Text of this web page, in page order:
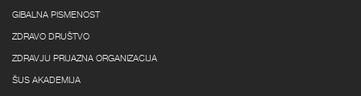
GIBALNA PISMENOST
ZDRAVO DRUŠTVO
ZDRAVJU PRIJAZNA ORGANIZACIJA
ŠUS AKADEMIJA